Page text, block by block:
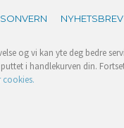
NYHETSBREV
og vi kan yte deg bedre
i handlekurven din.
cookies.